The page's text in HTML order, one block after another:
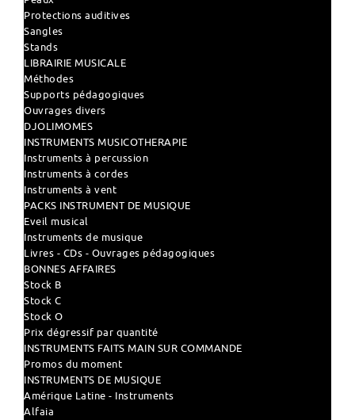
Protections auditives
Sangles
Stands
LIBRAIRIE MUSICALE
Méthodes
Supports pédagogiques
Ouvrages divers
DJOLIMOMES
INSTRUMENTS MUSICOTHERAPIE
Instruments à percussion
Instruments à cordes
Instruments à vent
PACKS INSTRUMENT DE MUSIQUE
Eveil musical
Instruments de musique
Livres - CDs - Ouvrages pédagogiques
BONNES AFFAIRES
Stock B
Stock C
Stock O
Prix dégressif par quantité
INSTRUMENTS FAITS MAIN SUR COMMANDE
Promos du moment
INSTRUMENTS DE MUSIQUE
Amérique Latine - Instruments
Alfaia